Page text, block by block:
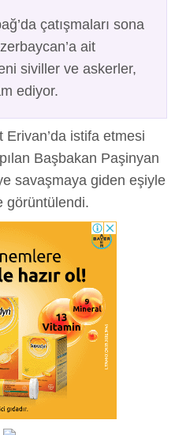
çatışmaları sona
ait
siviller ve askerler,
ediyor.
Erivan’da istifa etmesi
Başbakan Paşinyan
savaşmaya giden eşiyle
görüntülendi.